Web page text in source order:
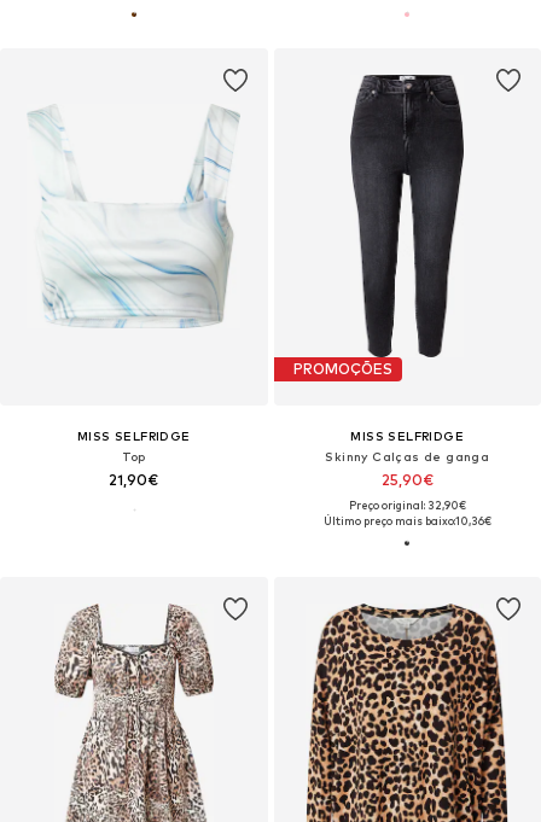
MISS SELFRIDGE
Top
21,90€
PROMOÇÕES
MISS SELFRIDGE
Skinny Calças de ganga
25,90€
Preço original: 32,90€
Último preço mais baixo:10,36€